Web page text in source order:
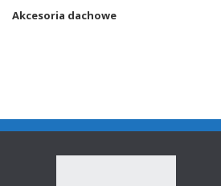
Akcesoria dachowe